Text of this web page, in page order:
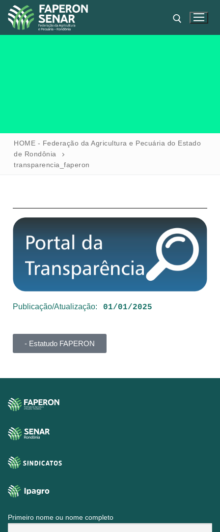
FAPERON
IPAGRO
SISTEMAS
Extranet
HOME - Federação da Agricultura e Pecuária do Estado
de Rondônia
transparencia_faperon
Publicação/Atualização: 01/01/2025
- Estatudo FAPERON
Primeiro nome ou nome completo